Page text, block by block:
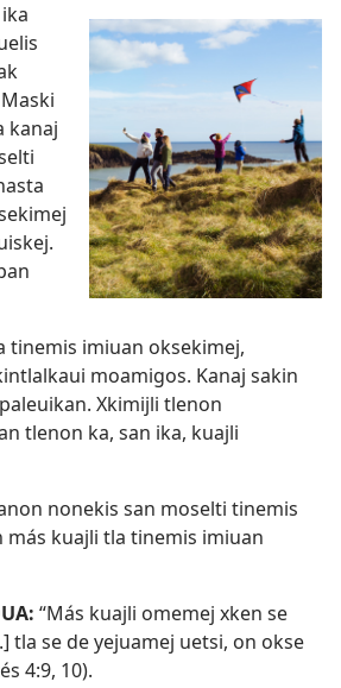
kanaj
tinemis imiuan oksekimej,
moamigos. Kanaj sakin
Xkimijli tlenon
tlenon ka, san ika, kuajli
nonekis san moselti tinemis
más kuajli tla tinemis imiuan
“Más kuajli omemej xken se
tla se de yejuamej uetsi, on okse
4:9, 10).